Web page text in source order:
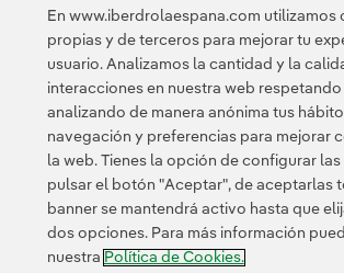
Innovación
Innovación en
nuestro negocio
Innovación
colaborativa
Next Generation EU
Ciberseguridad en
España
Smart Grids
Innovation Hub
En www.iberdrolaespana.com utilizamos
propias y de terceros para mejorar tu
usuario. Analizamos la cantidad y la
interacciones en nuestra web
analizando de manera anónima tus
navegación y preferencias para mejorar
la web. Tienes la opción de configurar
pulsar el botón "Aceptar", de aceptarlas
banner se mantendrá activo hasta que
dos opciones. Para más información
nuestra Política de Cookies.